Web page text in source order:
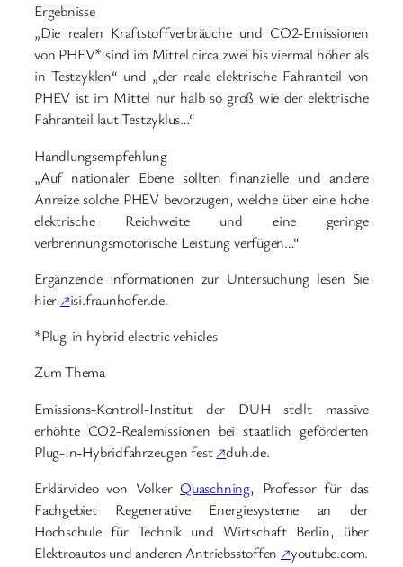
Ergebnisse
„Die realen Kraftstoffverbräuche und CO2-Emissionen
von PHEV* sind im Mittel circa zwei bis viermal höher als
in Testzyklen“ und „der reale elektrische Fahranteil von
PHEV ist im Mittel nur halb so groß wie der elektrische
Fahranteil laut Testzyklus…“
Handlungsempfehlung
„Auf nationaler Ebene sollten finanzielle und andere
Anreize solche PHEV bevorzugen, welche über eine hohe
elektrische Reichweite und eine geringe
verbrennungsmotorische Leistung verfügen…“
Ergänzende Informationen zur Untersuchung lesen Sie
hier ↗isi.fraunhofer.de.
*Plug-in hybrid electric vehicles
Zum Thema
Emissions-Kontroll-Institut der DUH stellt massive
erhöhte CO2-Realemissionen bei staatlich geförderten
Plug-In-Hybridfahrzeugen fest↗duh.de.
Erklärvideo von Volker Quaschning, Professor für das
Fachgebiet Regenerative Energiesysteme an der
Hochschule für Technik und Wirtschaft Berlin, über
Elektroautos und anderen Antriebsstoffen ↗youtube.com.